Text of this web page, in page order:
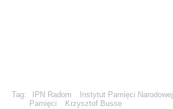
Tag: IPN Radom Instytut Pamięci Narodowej
Pamięci
Krzysztof Busse